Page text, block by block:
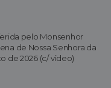
pelo Monsenhor
de Nossa Senhora da
de 2026 (c/ vídeo)